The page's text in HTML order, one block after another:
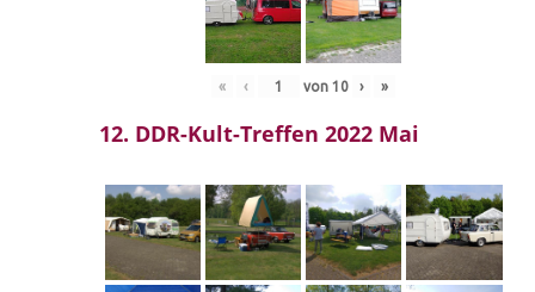
« ‹ von 10 › »
12. DDR-Kult-Treffen 2022 Mai